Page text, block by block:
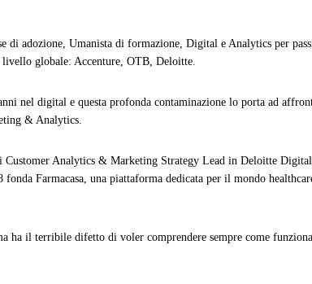
di adozione, Umanista di formazione, Digital e Analytics per
globale: Accenture, OTB, Deloitte.
nel digital e questa profonda contaminazione lo porta ad
& Analytics.
Analytics & Marketing Strategy Lead in Deloitte
fonda Farmacasa, una piattaforma dedicata per il mondo
ha il terribile difetto di voler comprendere sempre come